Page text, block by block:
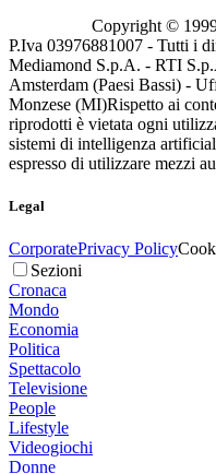
Copyright ©
P.Iva 03976881007 - Tutti i
Mediamond S.p.A. - RTI
Amsterdam (Paesi Bassi) -
Monzese (MI)Rispetto ai
riprodotti è vietata ogni
sistemi di intelligenza
espresso di utilizzare mezzi
Legal
CorporatePrivacy Policy
Sezioni
Cronaca
Mondo
Economia
Politica
Spettacolo
Televisione
People
Lifestyle
Videogiochi
Donne